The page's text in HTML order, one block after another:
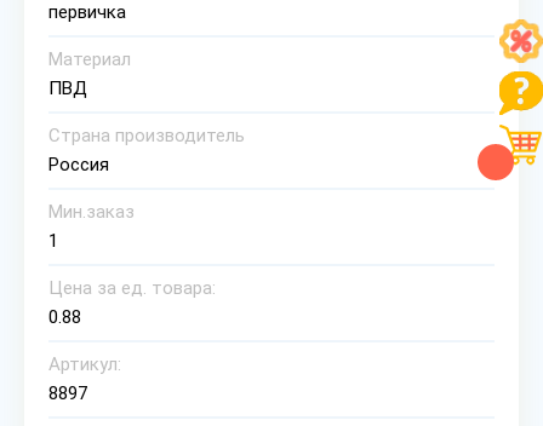
первичка
Материал
ПВД
Страна производитель
Россия
Мин.заказ
1
Цена за ед. товара:
0.88
Артикул:
8897